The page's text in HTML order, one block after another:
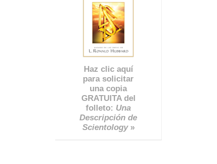
Haz clic aquí
para solicitar
una copia
GRATUITA del
folleto: Una
Descripción de
Scientology»